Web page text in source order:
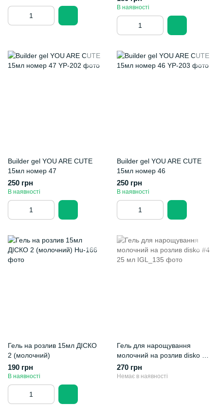
В наявності
Builder gel YOU ARE CUTE
15мл номер 47
250 грн
В наявності
Builder gel YOU ARE CUTE
15мл номер 46
250 грн
В наявності
Гель на розлив 15мл ДІСКО
2 (молочний)
190 грн
В наявності
Гель для нарощування
молочний на розлив disko #4
25 мл
270 грн
Немає в наявності